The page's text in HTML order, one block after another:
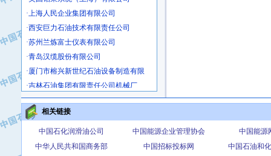
·上海人民企业集团有限公司
·西安巨力石油技术有限责任公司
·苏州兰炼富士仪表有限公司
·青岛汉缆股份有限公司
·厦门市榕兴新世纪石油设备制造有限
·吉林石油集团有限责任公司机械厂
·大港油田集团中成机械制造有限公司
·承德司达石油装备开发公司
·大港油田集团中成机械制造有限公司
·四川明星电缆有限公司
·中国石油大庆石油化工总厂
相关链接
中国石化润滑油公司 中国能源企业管理协会
中国能源
中华人民共和国商务部
中国招标投标网
中国石油和